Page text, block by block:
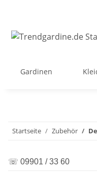
Gardinen
Startseite Zubehör
☏ 09901 / 33 60